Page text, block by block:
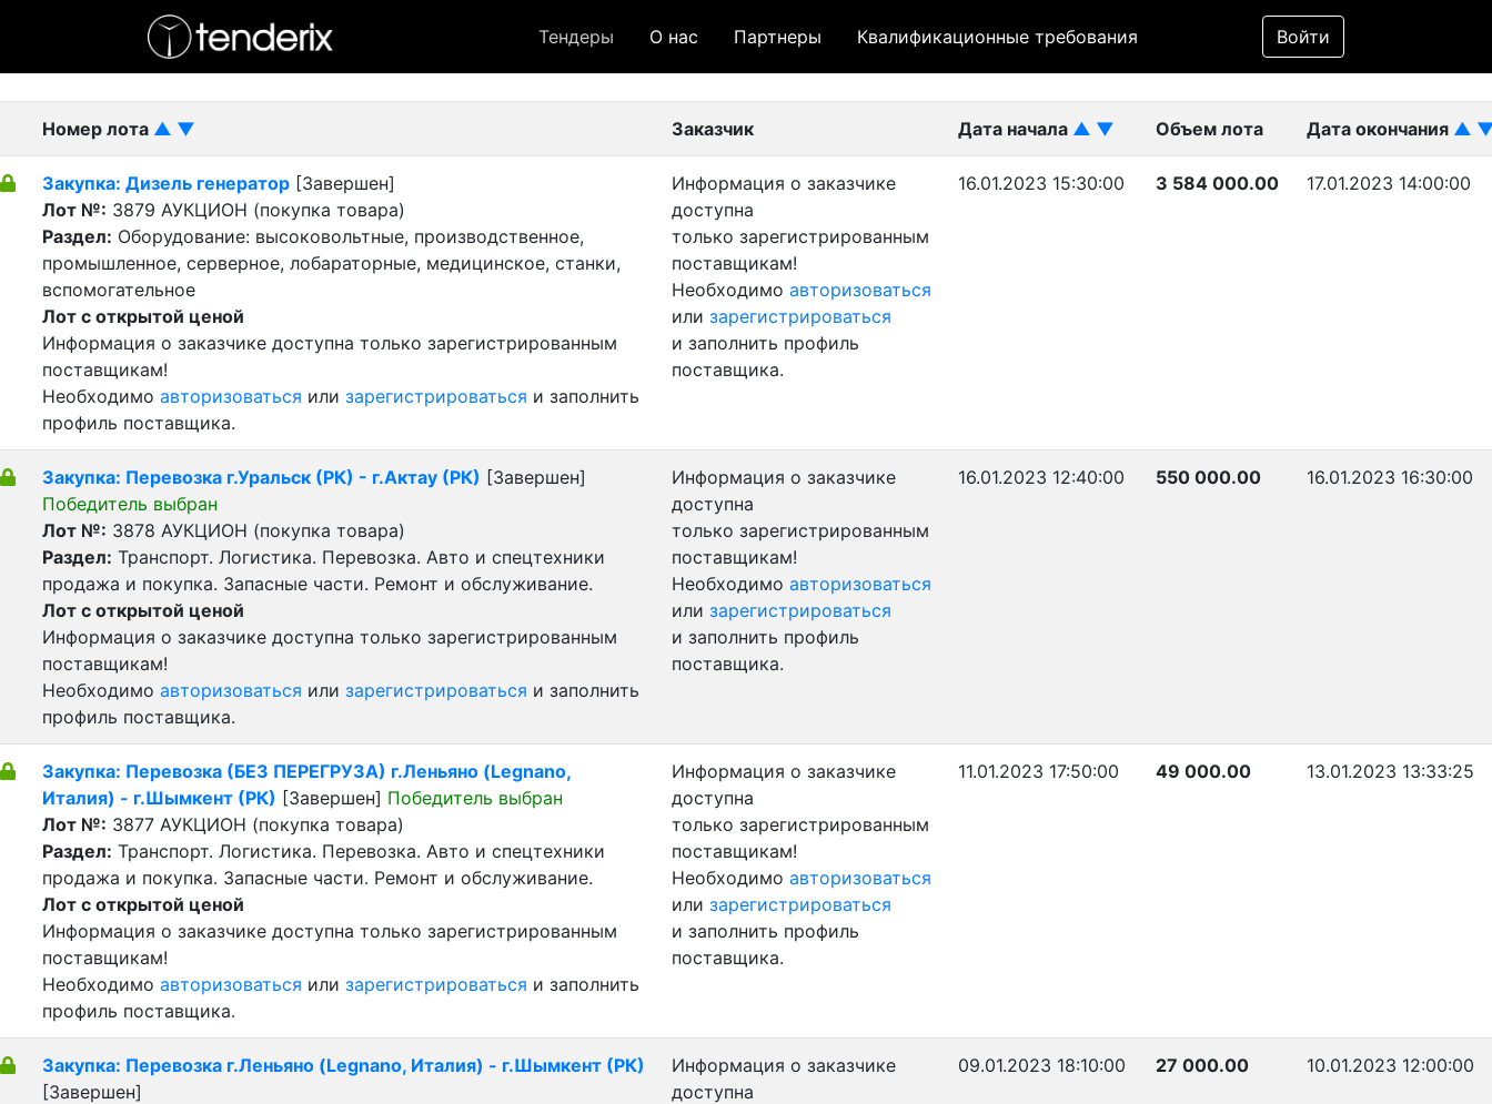
Тендеры О нас Партнеры Квалификационные требования Войти
Фильтр
- Завершенный лот
Номер лота ▲ ▼ Заказчик Дата начала ▲ ▼ Объем лота Дата окончания ▲
Закупка: Дизель генератор [Завершен]
Лот №: 3879 АУКЦИОН (покупка товара)
Раздел: Оборудование: высоковольтные, производственное,
промышленное, серверное, лобараторные, медицинское, станки,
вспомогательное
Лот с открытой ценой
Информация о заказчике доступна только зарегистрированным
поставщикам!
Необходимо авторизоваться или зарегистрироваться и заполнить
профиль поставщика.
Информация о заказчике
доступна
только зарегистрированным
поставщикам!
Необходимо авторизоваться
или зарегистрироваться
и заполнить профиль
поставщика.
16.01.2023 15:30:00 3 584 000.00 17.01.2023 14:00:00
Закупка: Перевозка г.Уральск (РК) - г.Актау (РК) [Завершен]
Победитель выбран
Лот №: 3878 АУКЦИОН (покупка товара)
Раздел: Транспорт. Логистика. Перевозка. Авто и спецтехники
продажа и покупка. Запасные части. Ремонт и обслуживание.
Лот с открытой ценой
Информация о заказчике доступна только зарегистрированным
поставщикам!
Необходимо авторизоваться или зарегистрироваться и заполнить
профиль поставщика.
Информация о заказчике
доступна
только зарегистрированным
поставщикам!
Необходимо авторизоваться
или зарегистрироваться
и заполнить профиль
поставщика.
16.01.2023 12:40:00 550 000.00 16.01.2023 16:30:00
Закупка: Перевозка (БЕЗ ПЕРЕГРУЗА) г.Леньяно (Legnano,
Италия) - г.Шымкент (РК) [Завершен] Победитель выбран
Лот №: 3877 АУКЦИОН (покупка товара)
Раздел: Транспорт. Логистика. Перевозка. Авто и спецтехники
продажа и покупка. Запасные части. Ремонт и обслуживание.
Лот с открытой ценой
Информация о заказчике доступна только зарегистрированным
поставщикам!
Необходимо авторизоваться или зарегистрироваться и заполнить
профиль поставщика.
Информация о заказчике
доступна
только зарегистрированным
поставщикам!
Необходимо авторизоваться
или зарегистрироваться
и заполнить профиль
поставщика.
11.01.2023 17:50:00 49 000.00 13.01.2023 13:33:25
Закупка: Перевозка г.Леньяно (Legnano, Италия) - г.Шымкент (РК)
[Завершен]
Информация о заказчике
доступна
09.01.2023 18:10:00 27 000.00 10.01.2023 12:00:00